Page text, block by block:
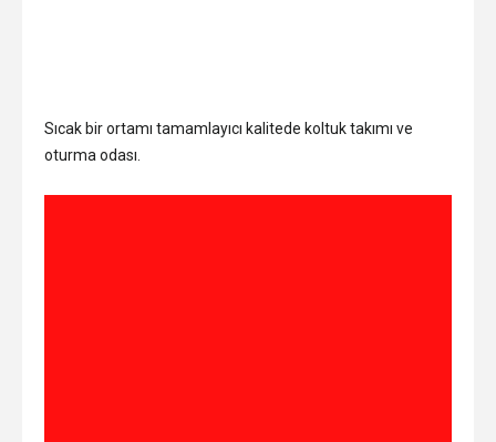
Sıcak bir ortamı tamamlayıcı kalitede koltuk takımı ve
oturma odası.